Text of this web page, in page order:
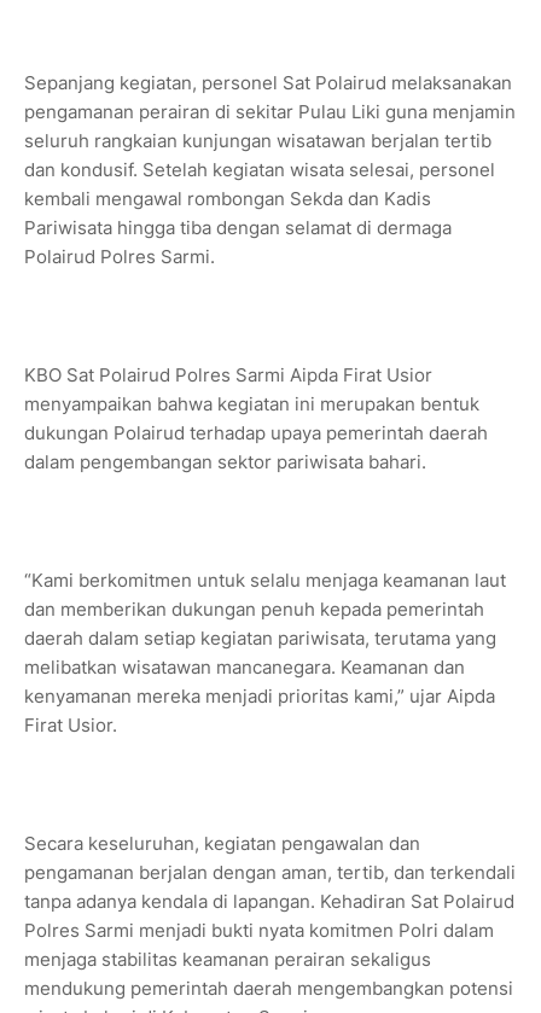
Sepanjang kegiatan, personel Sat Polairud melaksanakan
pengamanan perairan di sekitar Pulau Liki guna menjamin
seluruh rangkaian kunjungan wisatawan berjalan tertib
dan kondusif. Setelah kegiatan wisata selesai, personel
kembali mengawal rombongan Sekda dan Kadis
Pariwisata hingga tiba dengan selamat di dermaga
Polairud Polres Sarmi.
KBO Sat Polairud Polres Sarmi Aipda Firat Usior
menyampaikan bahwa kegiatan ini merupakan bentuk
dukungan Polairud terhadap upaya pemerintah daerah
dalam pengembangan sektor pariwisata bahari.
“Kami berkomitmen untuk selalu menjaga keamanan laut
dan memberikan dukungan penuh kepada pemerintah
daerah dalam setiap kegiatan pariwisata, terutama yang
melibatkan wisatawan mancanegara. Keamanan dan
kenyamanan mereka menjadi prioritas kami,” ujar Aipda
Firat Usior.
Secara keseluruhan, kegiatan pengawalan dan
pengamanan berjalan dengan aman, tertib, dan terkendali
tanpa adanya kendala di lapangan. Kehadiran Sat Polairud
Polres Sarmi menjadi bukti nyata komitmen Polri dalam
menjaga stabilitas keamanan perairan sekaligus
mendukung pemerintah daerah mengembangkan potensi